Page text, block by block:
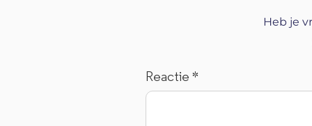
Heb je
Reactie *